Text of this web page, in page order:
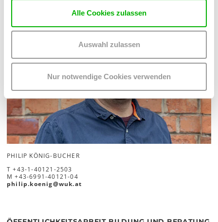
Alle Cookies zulassen
Auswahl zulassen
Nur notwendige Cookies verwenden
PHILIP KÖNIG-BUCHER
T+43-1-40121-2503
M+43-6991-40121-04
philip.koenig@wuk.at